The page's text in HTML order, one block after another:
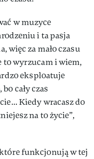
w muzyce
i ta pasja
więc za mało czasu
to wyrzucam i wiem,
eksploatuje
cały czas
Kiedy wracasz do
na to życie”,
które funkcjonują w tej